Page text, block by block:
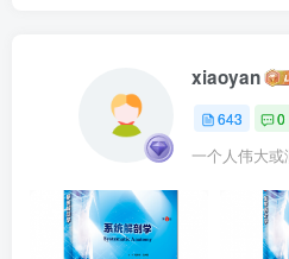
xiaoyan
643 0
一个人伟大